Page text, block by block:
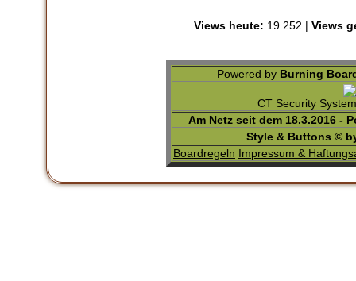
Views heute: 19.252 | Views
Powered by Burning
CT Security
Am Netz seit dem 18.3.2016 -
Style & Buttons ©
Boardregeln Impressum &